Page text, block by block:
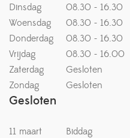
Dinsdag
08.30 - 16.30
Woensdag
08.30 - 16.30
Donderdag
08.30 - 16.30
Vrijdag
08.30 - 16.00
Zaterdag
Gesloten
Zondag
Gesloten
Gesloten
11 maart
Biddag